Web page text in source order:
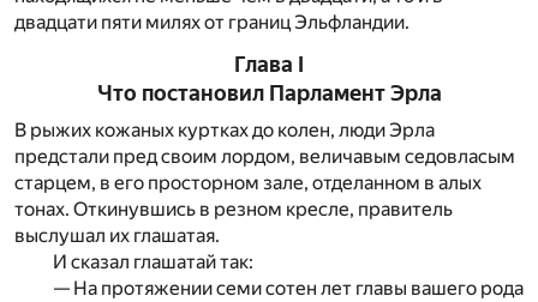
двадцати пяти милях от границ Эльфландии.
Глава I
Что постановил Парламент Эрла
В рыжих кожаных куртках до колен, люди Эрла
предстали пред своим лордом, величавым седовласым
старцем, в его просторном зале, отделанном в алых
тонах. Откинувшись в резном кресле, правитель
выслушал их глашатая.
И сказал глашатай так:
— На протяжении семи сотен лет главы вашего рода